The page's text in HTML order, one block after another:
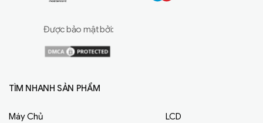
Được bảo mật bởi:
TÌM NHANH SẢN PHẨM
Máy Chủ
LCD